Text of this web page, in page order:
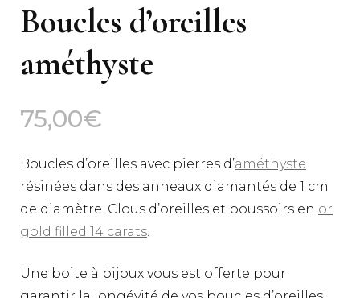
Boucles d’oreilles
améthyste
75,00€
Boucles d’oreilles avec pierres d’améthyste
résinées dans des anneaux diamantés de 1 cm
de diamètre. Clous d’oreilles et poussoirs en or
gold filled 14 carats.
Une boite à bijoux vous est offerte pour